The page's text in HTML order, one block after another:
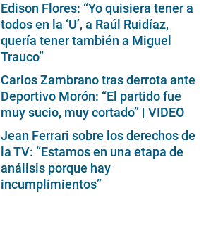
Edison Flores: “Yo quisiera tener a
todos en la ‘U’, a Raúl Ruidíaz,
quería tener también a Miguel
Trauco”
Carlos Zambrano tras derrota ante
Deportivo Morón: “El partido fue
muy sucio, muy cortado” | VIDEO
Jean Ferrari sobre los derechos de
la TV: “Estamos en una etapa de
análisis porque hay
incumplimientos”